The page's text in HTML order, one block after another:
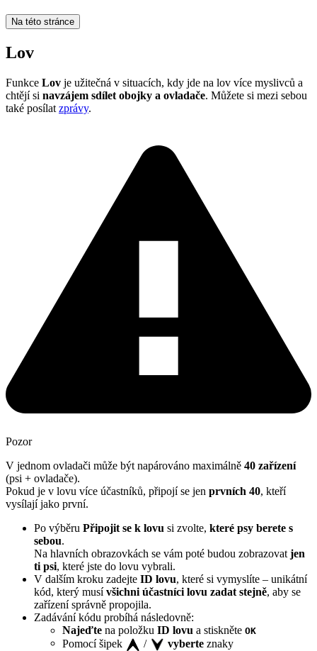
Na této stránce
Lov
Funkce Lov je užitečná v situacích, kdy jde na lov více myslivců a
chtějí si navzájem sdílet obojky a ovladače. Můžete si mezi sebou
také posílat zprávy.
Pozor
V jednom ovladači může být napárováno maximálně 40 zařízení
(psi + ovladače).
Pokud je v lovu více účastníků, připojí se jen prvních 40, kteří
vysílají jako první.
Po výběru Připojit se k lovu si zvolte, které psy berete s
sebou.
Na hlavních obrazovkách se vám poté budou zobrazovat jen
ti psi, které jste do lovu vybrali.
V dalším kroku zadejte ID lovu, které si vymyslíte – unikátní
kód, který musívšichni účastníci lovu zadat stejně, aby se
zařízení správně propojila.
Zadávání kódu probíhá následovně:
Najeďte na položku ID lovu a stiskněte OK
Pomocí šipek / vyberte znaky